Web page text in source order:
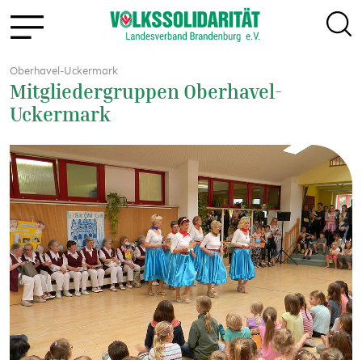
Oberhavel-Uckermark
Mitgliedergruppen Oberhavel-
Uckermark